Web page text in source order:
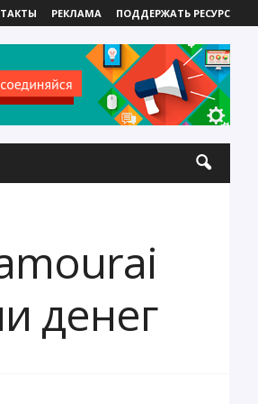
РЕКЛАМА ПОДДЕРЖАТЬ РЕСУРС
денег